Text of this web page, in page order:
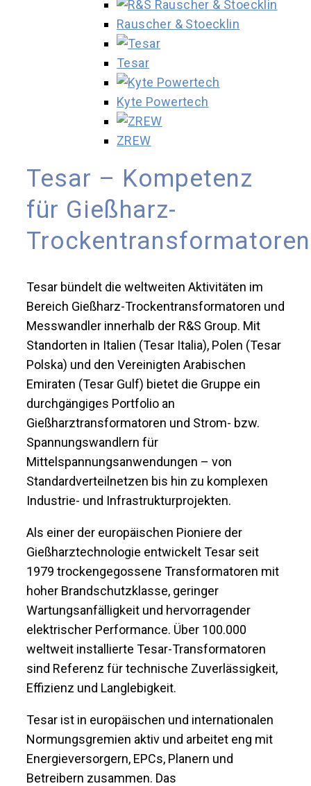
Rauscher & Stoecklin
Tesar
Kyte Powertech
ZREW
Tesar – Kompetenz
für Gießharz-
Trockentransformatoren
Tesar bündelt die weltweiten Aktivitäten im
Bereich Gießharz-Trockentransformatoren und
Messwandler innerhalb der R&S Group. Mit
Standorten in Italien (Tesar Italia), Polen (Tesar
Polska) und den Vereinigten Arabischen
Emiraten (Tesar Gulf) bietet die Gruppe ein
durchgängiges Portfolio an
Gießharztransformatoren und Strom- bzw.
Spannungswandlern für
Mittelspannungsanwendungen – von
Standardverteilnetzen bis hin zu komplexen
Industrie- und Infrastrukturprojekten.
Als einer der europäischen Pioniere der
Gießharztechnologie entwickelt Tesar seit
1979 trockengegossene Transformatoren mit
hoher Brandschutzklasse, geringer
Wartungsanfälligkeit und hervorragender
elektrischer Performance. Über 100.000
weltweit installierte Tesar-Transformatoren
sind Referenz für technische Zuverlässigkeit,
Effizienz und Langlebigkeit.
Tesar ist in europäischen und internationalen
Normungsgremien aktiv und arbeitet eng mit
Energieversorgern, EPCs, Planern und
Betreibern zusammen. Das